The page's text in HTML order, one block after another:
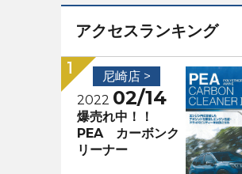
アクセスランキング
尼崎店 >
2022 02/14
爆売れ中！！
PEA カーボンク
リーナー